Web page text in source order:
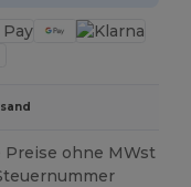
Preise ohne MWst